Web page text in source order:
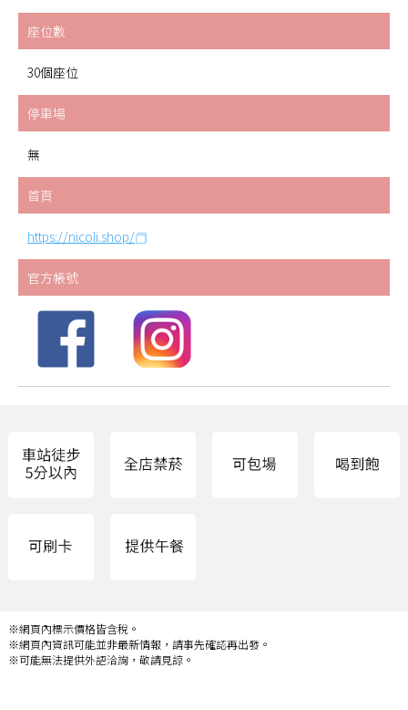
座位數
30個座位
停車場
無
首頁
https://nicoli.shop/
官方帳號
※網頁內標示價格皆含稅。
※網頁內資訊可能並非最新情報，請事先確認再出發。
※可能無法提供外語洽詢，敬請見諒。